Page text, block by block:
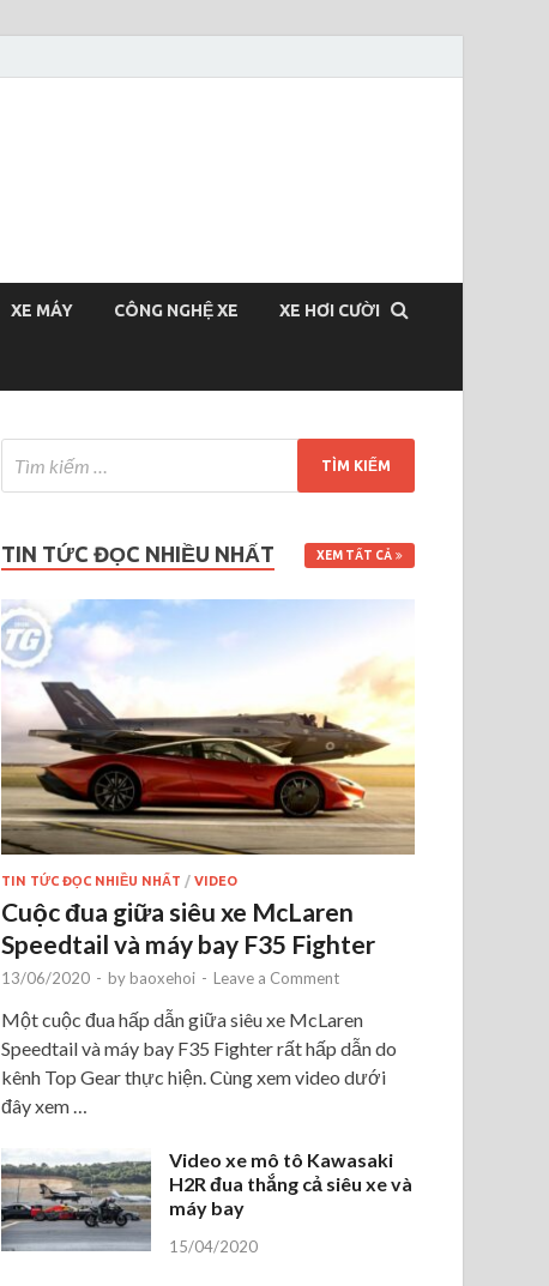
XE MÁY CÔNG NGHỆ XE XE HƠI CƯỜI
TIN TỨC ĐỌC NHIỀU NHẤT XEM TẤT CẢ
TIN TỨC ĐỌC NHIỀU NHẤT /VIDEO
Cuộc đua giữa siêu xe McLaren
Speedtail và máy bay F35 Fighter
13/06/2020 - by baoxehoi - Leave a Comment
Một cuộc đua hấp dẫn giữa siêu xe McLaren
Speedtail và máy bay F35 Fighter rất hấp dẫn do
kênh Top Gear thực hiện. Cùng xem video dưới
đây xem …
Video xe mô tô Kawasaki
H2R đua thắng cả siêu xe và
máy bay
15/04/2020